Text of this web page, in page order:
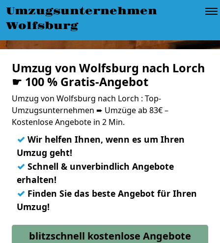
Umzugsunternehmen
Wolfsburg
Umzug von Wolfsburg nach Lorch
☛ 100 % Gratis-Angebot
Umzug von Wolfsburg nach Lorch : Top-
Umzugsunternehmen ➨ Umzüge ab 83€ –
Kostenlose Angebote in 2 Min.
✓ Wir helfen Ihnen, wenn es um Ihren
Umzug geht!
✓ Schnell & unverbindlich Angebote
erhalten!
✓ Finden Sie das beste Angebot für Ihren
Umzug!
blitzschnell kostenlose Angebote